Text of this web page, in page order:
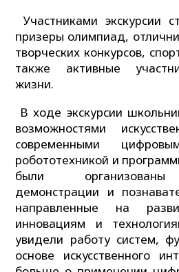
Участниками экскурсии
призеры олимпиад,
творческих конкурсов,
также активные
жизни.
В ходе экскурсии
возможностями
современными
робототехникой и
были организованы
демонстрации и
направленные на
инновациям и
увидели работу систем,
основе искусственного